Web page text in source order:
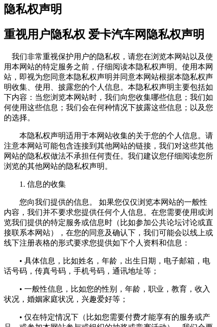
隐私权声明
重视用户隐私权 爱卡汽车网隐私权声明
我们非常重视保护用户的隐私权，请您在浏览本网站以及使
用本网站的特定服务之前，仔细阅读本隐私权声明。使用本网
站，即视为您同意本隐私权声明并同意本网站根据本隐私权声
明收集、使用、披露您的个人信息。本隐私权声明主要包括如
下内容：当您浏览本网站时，我们向您收集哪些信息；我们如
何使用这些信息；我们会在何种情况下披露这些信息；以及您
的选择。
本隐私权声明适用于本网站收集的关于您的个人信息。请
注意本网站可能包含连接到其他网站的链接，我们对这些其他
网站的隐私权做法不承担任何责任。我们建议您仔细阅读您所
浏览的其他网站的隐私权声明。
1. 信息的收集
您向我们提供的信息。 如果您仅仅浏览本网站的一般性
内容，我们并不要求您提供任何个人信息。在您需要使用或浏
览我们提供的特定服务或信息时（比如参加公共论坛讨论或直
接联系本网站），在您的同意及确认下，我们可能会以线上或
线下注册表格的形式要求您提供如下个人资料和信息：
• 具体信息，比如姓名，年龄，出生日期，电子邮箱，电
话号码，传真号码，手机号码，通讯地址等；
• 一般性信息，比如您的性别，年龄，职业，教育，收入
状况，婚姻家庭状况，兴趣爱好等；
• 仅在特定情况下（比如您需要付费才能享有的服务或产